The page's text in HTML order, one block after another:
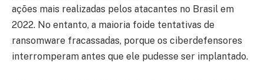
ações mais realizadas pelos atacantes no Brasil em
2022. No entanto, a maioria foide tentativas de
ransomware fracassadas, porque os ciberdefensores
interromperam antes que ele pudesse ser implantado.